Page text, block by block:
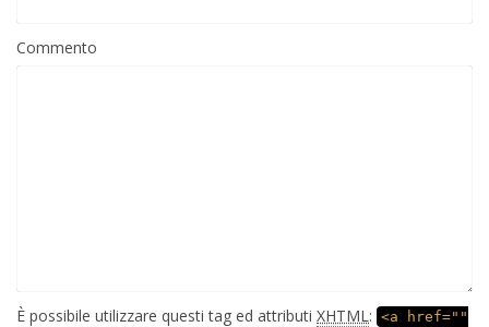
Commento
È possibile utilizzare questi tag ed attributi XHTML: <a href=""